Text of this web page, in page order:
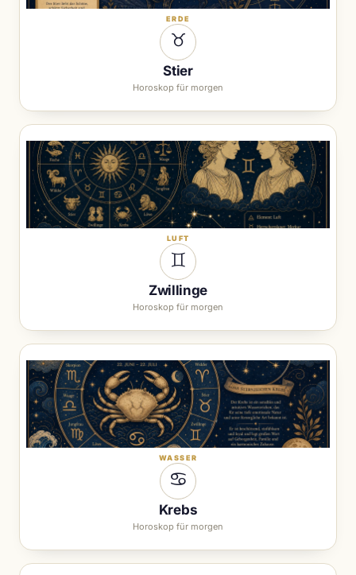
ERDE
♉︎
Stier
Horoskop für morgen
LUFT
♊︎
Zwillinge
Horoskop für morgen
WASSER
♋︎
Krebs
Horoskop für morgen